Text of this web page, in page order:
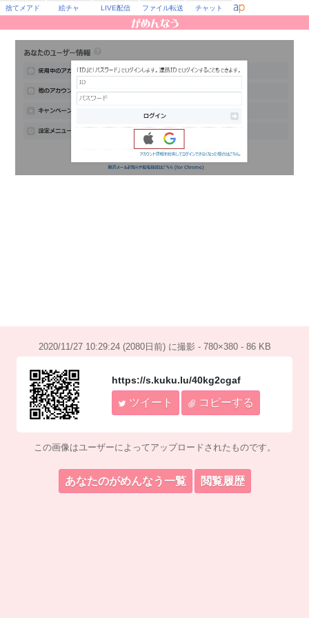
捨てメアド 絵チャ LIVE配信 ファイル転送 チャット
2020/11/27 10:29:24 (2080日前) に撮影 - 780×380 - 86 KB
https://s.kuku.lu/40kg2cgaf
ツイート コピーする
この画像はユーザーによってアップロードされたものです。
あなたのがめんなう一覧 閲覧履歴